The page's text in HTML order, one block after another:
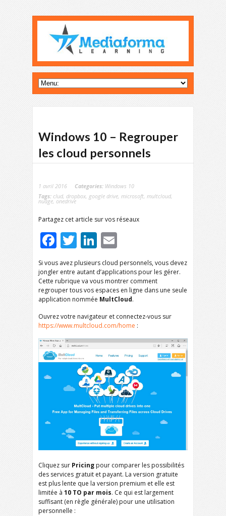
Windows 10 – Regrouper
les cloud personnels
1 avril 2016 Categories: Windows 10
Tags: clud, dropbox, google drive, microsoft, multcloud,
nuage, onedrive
Partagez cet article sur vos réseaux
Facebook
TwitterLinkedIn
Si vous avez plusieurs cloud personnels, vous devez
jongler entre autant d’applications pour les gérer.
Cette rubrique va vous montrer comment
regrouper tous vos espaces en ligne dans une seule
application nommée MultCloud.
Ouvrez votre navigateur et connectez-vous sur
https://www.multcloud.com/home :
Cliquez sur Pricing pour comparer les possibilités
des services gratuit et payant. La version gratuite
est plus lente que la version premium et elle est
limitée à 10 TO par mois. Ce qui est largement
suffisant (en règle générale) pour une utilisation
personnelle :